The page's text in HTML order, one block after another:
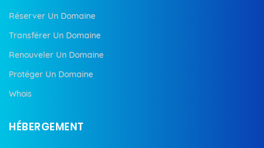
Réserver Un Domaine
Transférer Un Domaine
Renouveler Un Domaine
Protéger Un Domaine
Whois
HÉBERGEMENT